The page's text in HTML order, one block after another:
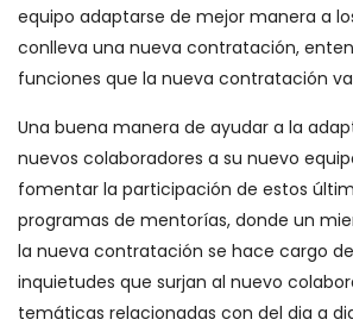
equipo adaptarse de mejor manera a
conlleva una nueva contratación,
funciones que la nueva contratación
Una buena manera de ayudar a la
nuevos colaboradores a su nuevo
fomentar la participación de estos
programas de mentorías, donde un
la nueva contratación se hace cargo
inquietudes que surjan al nuevo
temáticas relacionadas con del dia a